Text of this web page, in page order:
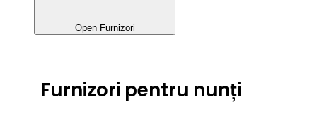
Open Furnizori
Furnizori pentru nunți